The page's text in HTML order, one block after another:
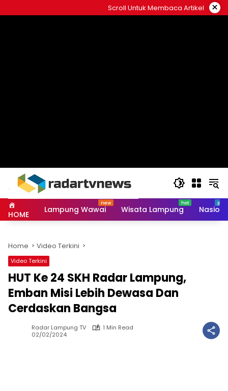
to
Scroll Untuk Membaca Artikel ×
HOME Lampung Wawai Wisata Lampung
Home Video Terkini
Video Terkini
HUT Ke 24 SKH Radar Lampung,
Emban Misi Lebih Dewasa Dan
Cerdaskan Bangsa
Radar Lampung TV
1 Min Read
02/02/2024